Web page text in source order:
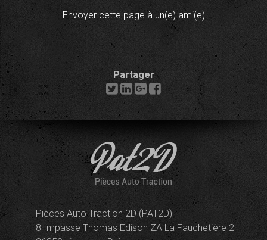
Envoyer cette page à un(e) ami(e)
Partager
Pièces Auto Traction 2D (PAT2D)
8 Impasse Thomas Edison ZA La Fauchetière 2